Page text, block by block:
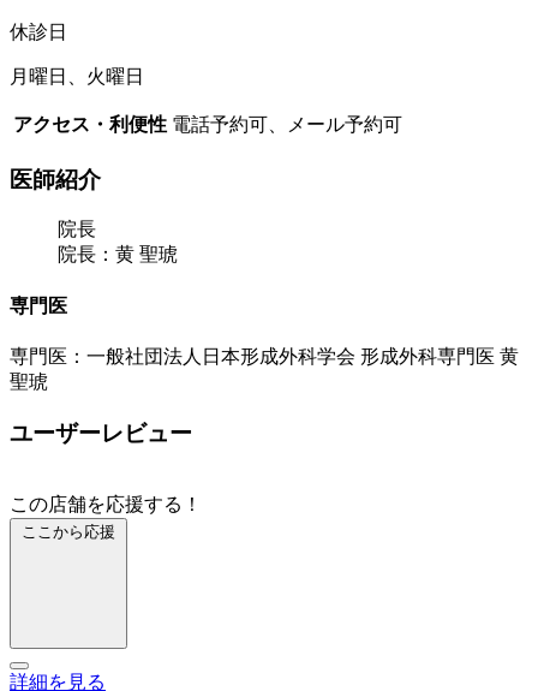
休診日
月曜日、火曜日
アクセス・利便性 電話予約可、メール予約可
医師紹介
院長
院長：黄 聖琥
専門医
専門医：一般社団法人日本形成外科学会 形成外科専門医 黄
聖琥
ユーザーレビュー
この店舗を応援する！
ここから応援
詳細を見る